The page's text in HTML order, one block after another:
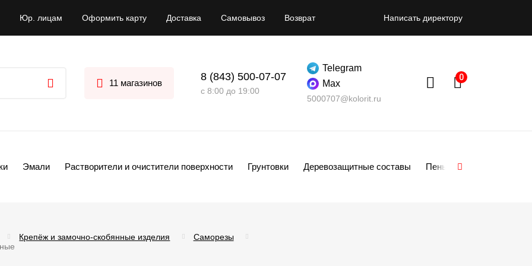
Юр. лицам Оформить карту Доставка Самовывоз Возврат Написать директору
11 магазинов
8 (843) 500-07-07
с 8:00 до 19:00
Telegram
Max
5000707@kolorit.ru
Эмали Растворители и очистители поверхности Грунтовки Деревозащитные составы Пены
Крепёж и замочно-скобянные изделия
Саморезы